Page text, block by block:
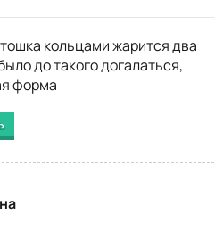
кольцами жарится два
до такого догалаться,
форма